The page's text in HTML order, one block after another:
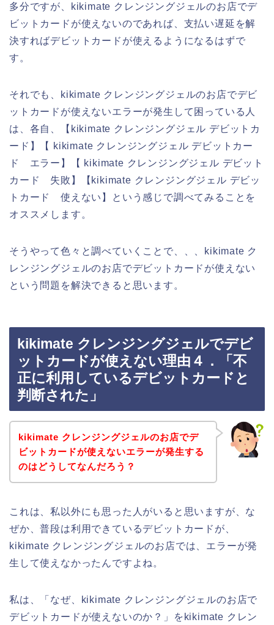
多分ですが、kikimate クレンジングジェルのお店でデ
ビットカードが使えないのであれば、支払い遅延を解
決すればデビットカードが使えるようになるはずで
す。
それでも、kikimate クレンジングジェルのお店でデビ
ットカードが使えないエラーが発生して困っている人
は、各自、【kikimate クレンジングジェル デビットカ
ード】【 kikimate クレンジングジェル デビットカー
ド エラー】【 kikimate クレンジングジェル デビット
カード 失敗】【kikimate クレンジングジェル デビッ
トカード 使えない】という感じで調べてみることを
オススメします。
そうやって色々と調べていくことで、、、kikimate ク
レンジングジェルのお店でデビットカードが使えない
という問題を解決できると思います。
kikimate クレンジングジェルでデビ
ットカードが使えない理由４．「不
正に利用しているデビットカードと
判断された」
kikimate クレンジングジェルのお店でデ
ビットカードが使えないエラーが発生する
のはどうしてなんだろう？
これは、私以外にも思った人がいると思いますが、な
ぜか、普段は利用できているデビットカードが、
kikimate クレンジングジェルのお店では、エラーが発
生して使えなかったんですよね。
私は、「なぜ、kikimate クレンジングジェルのお店で
デビットカードが使えないのか？」をkikimate クレン